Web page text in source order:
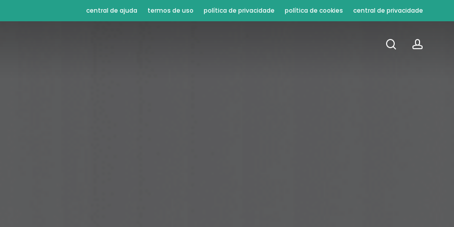
central de ajuda termos de uso política de privacidade política de cookies central de privacidade
procuraconta